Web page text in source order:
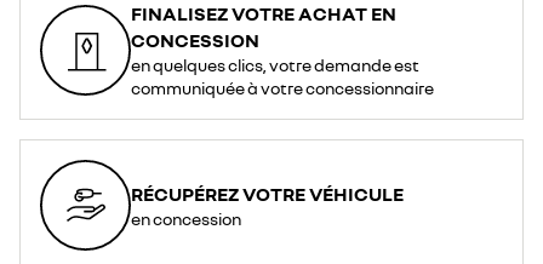
FINALISEZ VOTRE ACHAT EN
CONCESSION
en quelques clics, votre demande est
communiquée à votre concessionnaire
RÉCUPÉREZ VOTRE VÉHICULE
en concession